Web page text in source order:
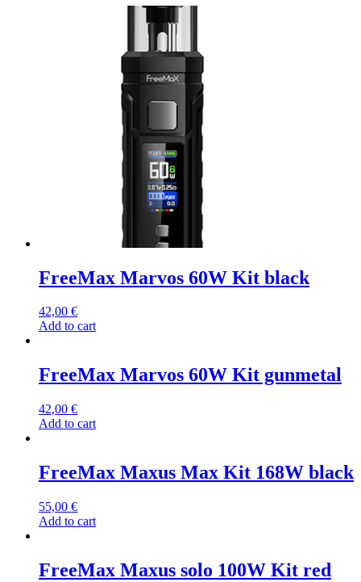
FreeMax Marvos 60W Kit black
42,00 €
Add to cart
FreeMax Marvos 60W Kit gunmetal
42,00 €
Add to cart
FreeMax Maxus Max Kit 168W black
55,00 €
Add to cart
FreeMax Maxus solo 100W Kit red